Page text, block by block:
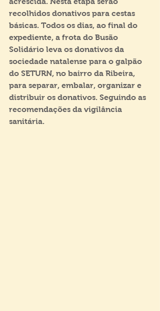
recolhidos donativos para cestas
básicas. Todos os dias, ao final do
expediente, a frota do Busão
Solidário leva os donativos da
sociedade natalense para o galpão
do SETURN, no bairro da Ribeira,
para separar, embalar, organizar e
distribuir os donativos. Seguindo as
recomendações da vigilância
sanitária.